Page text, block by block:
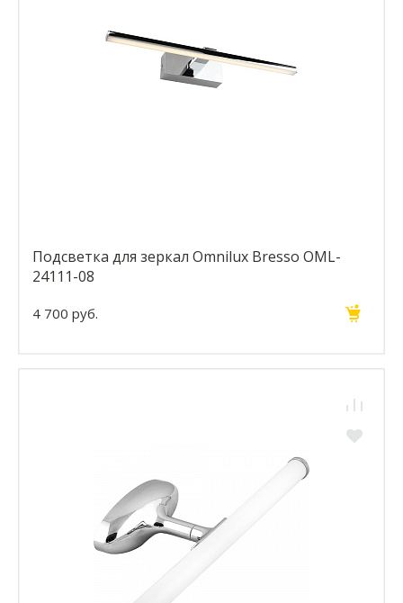
Подсветка для зеркал Omnilux Bresso OML-
24111-08
4 700 руб.